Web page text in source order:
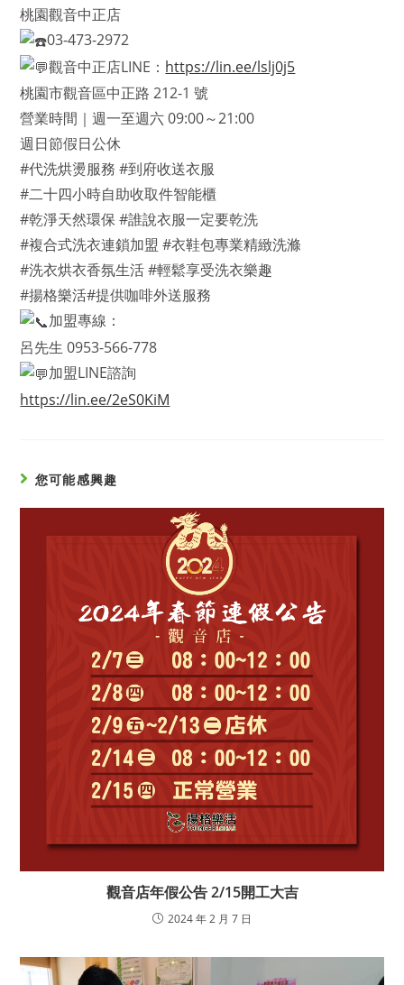
桃園觀音中正店
03-473-2972
觀音中正店LINE： https://lin.ee/lslj0j5
桃園市觀音區中正路 212-1 號
營業時間｜週一至週六 09:00～21:00
週日節假日公休
#代洗烘燙服務 #到府收送衣服
#二十四小時自助收取件智能櫃
#乾淨天然環保 #誰說衣服一定要乾洗
#複合式洗衣連鎖加盟 #衣鞋包專業精緻洗滌
#洗衣烘衣香氛生活 #輕鬆享受洗衣樂趣
#揚格樂活#提供咖啡外送服務
加盟專線：
呂先生 0953-566-778
加盟LINE諮詢
https://lin.ee/2eS0KiM
您可能感興趣
觀音店年假公告 2/15開工大吉
2024 年 2 月 7 日